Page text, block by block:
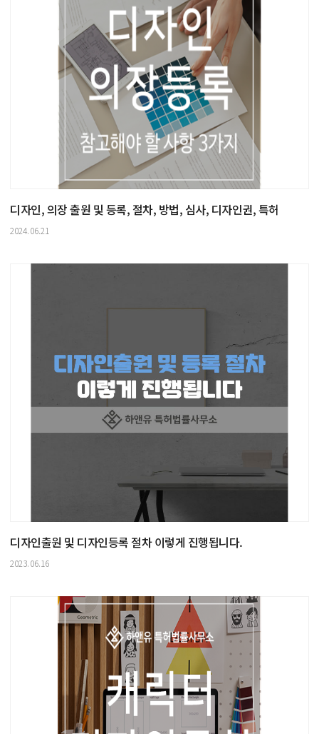
디자인, 의장 출원 및 등록, 절차, 방법, 심사, 디자인권, 특허
2024.06.21
디자인출원 및 디자인등록 절차 이렇게 진행됩니다.
2023.06.16